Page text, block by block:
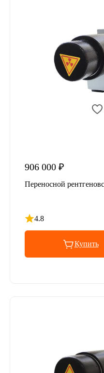
906 000 ₽
Переносной
4.8
Рейтинг 4.8 из 5
Купить